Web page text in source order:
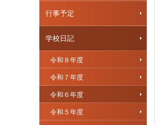
行事予定
学校日記
令和８年度
令和７年度
令和６年度
令和５年度